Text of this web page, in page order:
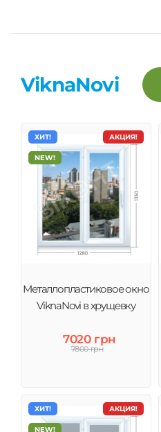
ViknaNovi
АКЦИЯ!
ХИТ!
NEW!
Металлопластиковое окно
ViknaNovi в хрущевку
7020 грн
7800 грн
АКЦИЯ!
ХИТ!
NEW!